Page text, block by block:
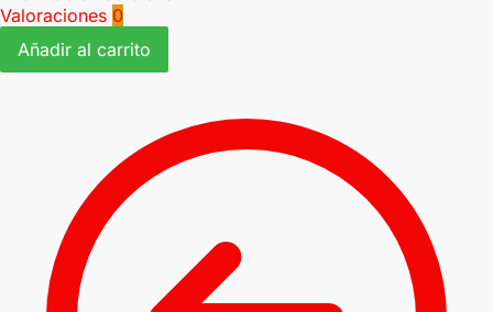
Valoraciones 0
Añadir al carrito